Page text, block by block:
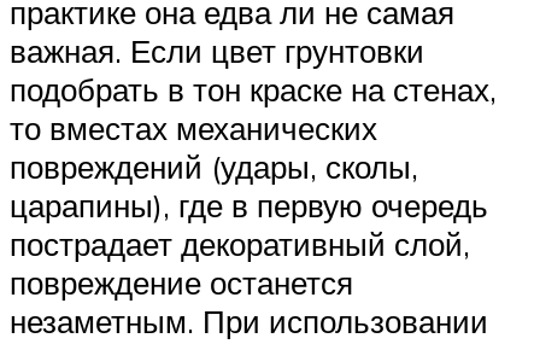
практике она едва ли не самая
важная. Если цвет грунтовки
подобрать в тон краске на стенах,
то вместах механических
повреждений (удары, сколы,
царапины), где в первую очередь
пострадает декоративный слой,
повреждение останется
незаметным. При использовании